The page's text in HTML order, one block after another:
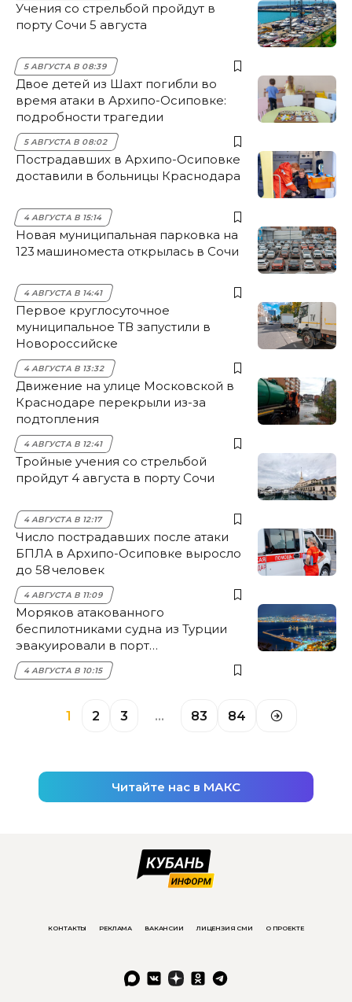
Учения со стрельбой пройдут в
порту Сочи 5 августа
5 АВГУСТА В 08:39
Двое детей из Шахт погибли во
время атаки в Архипо-Осиповке:
подробности трагедии
5 АВГУСТА В 08:02
Пострадавших в Архипо-Осиповке
доставили в больницы Краснодара
4 АВГУСТА В 15:14
Новая муниципальная парковка на
123 машиноместа открылась в Сочи
4 АВГУСТА В 14:41
Первое круглосуточное
муниципальное ТВ запустили в
Новороссийске
4 АВГУСТА В 13:32
Движение на улице Московской в
Краснодаре перекрыли из-за
подтопления
4 АВГУСТА В 12:41
Тройные учения со стрельбой
пройдут 4 августа в порту Сочи
4 АВГУСТА В 12:17
Число пострадавших после атаки
БПЛА в Архипо-Осиповке выросло
до 58 человек
4 АВГУСТА В 11:09
Моряков атакованного
беспилотниками судна из Турции
эвакуировали в порт
Новороссийска
4 АВГУСТА В 10:15
1 2 3 … 83 84
Читайте нас в МАКС
КОНТАКТЫ РЕКЛАМА ВАКАНСИИ ЛИЦЕНЗИЯ СМИ О ПРОЕКТЕ